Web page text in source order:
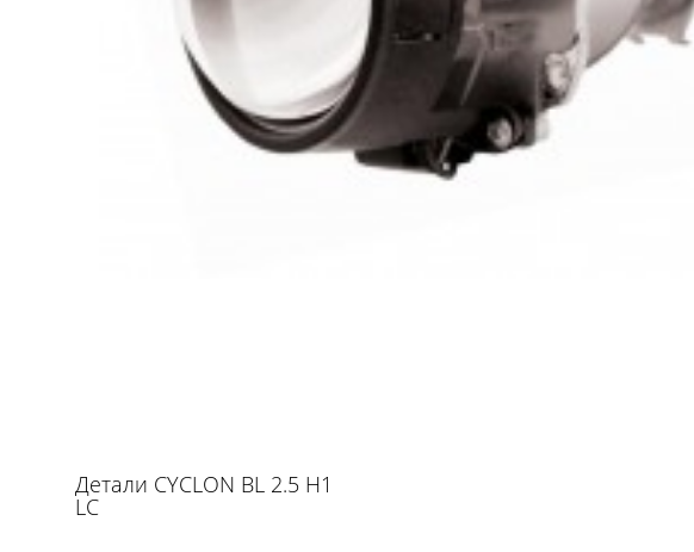
Детали CYCLON BL 2.5 H1
LC